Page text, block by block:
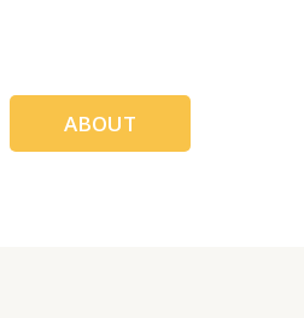
ABOUT